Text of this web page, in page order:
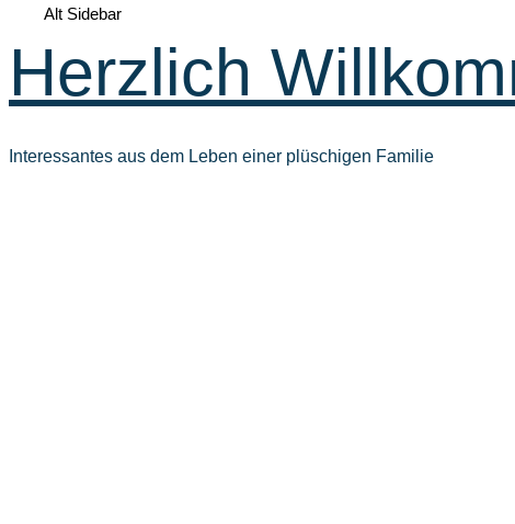
Herzlich
Interessantes aus dem Leben einer plüschigen Familie
Alt Sidebar